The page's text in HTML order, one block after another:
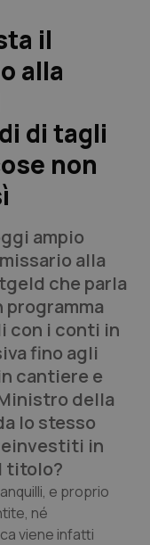
il
alla
di tagli
non
ampio
alla
che parla
con i conti in
fino agli
cantiere e
della
lo stesso
in
titolo?
e proprio
né
viene infatti